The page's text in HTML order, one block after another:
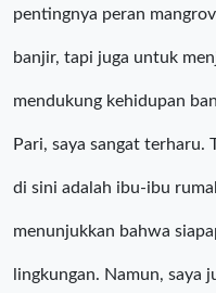
pentingnya peran
banjir, tapi juga untuk
mendukung kehidupan
Pari, saya sangat terharu.
di sini adalah ibu-ibu
menunjukkan bahwa
lingkungan. Namun, saya